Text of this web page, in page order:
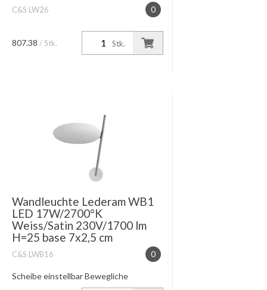
0
C&S LW26
Stk.
807.38 / Stk.
Wandleuchte Lederam WB1
LED 17W/2700°K
Weiss/Satin 230V/1700 lm
H=25 base 7x2,5 cm
0
C&S LWB16
Scheibe einstellbar Bewegliche
Scheibe= weiss Base weiss/Gestänge